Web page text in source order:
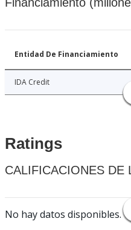
Entidad De Financiamiento
IDA Credit
Ratings
CALIFICACIONES DE
No hay datos disponibles.